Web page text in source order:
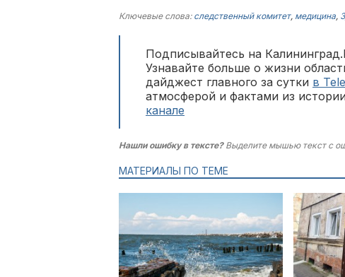
Ключевые слова: следственный комитет, медицина,
Подписывайтесь на
Узнавайте больше о жизни
дайджест главного за сутки в
атмосферой и фактами из
канале
Нашли ошибку в тексте?Выделите мышью текст с
МАТЕРИАЛЫ ПО ТЕМЕ